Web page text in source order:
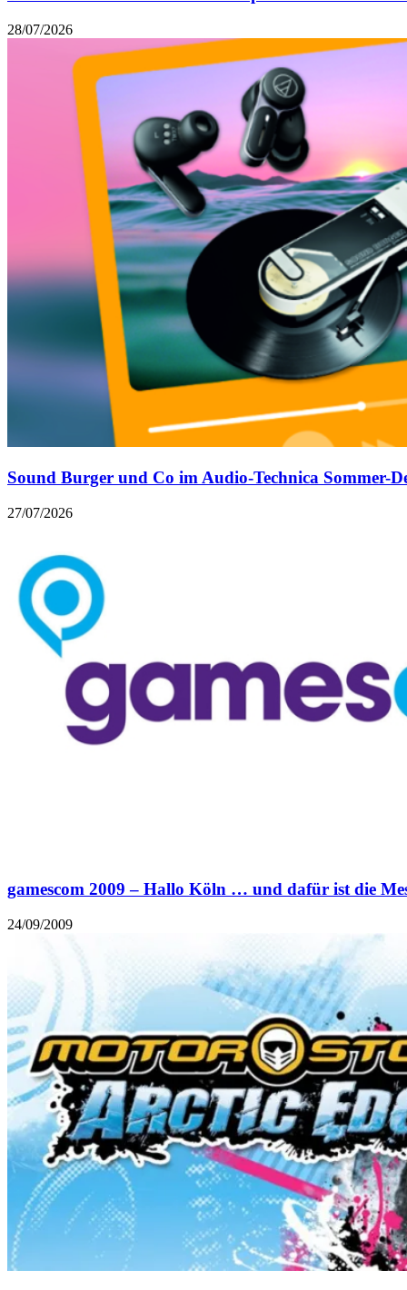
28/07/2026
Sound Burger und Co im Audio-Technica Sommer-
27/07/2026
gamescom 2009 – Hallo Köln … und dafür ist die
24/09/2009